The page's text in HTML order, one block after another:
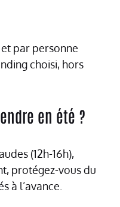
par personne
choisi, hors
en été ?
(12h-16h),
protégez-vous du
à l’avance.